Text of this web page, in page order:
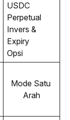
USDC
Perpetual
Invers &
Expiry
Opsi
Mode Satu
Arah